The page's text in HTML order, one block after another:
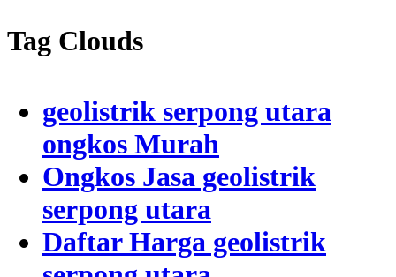
Tag Clouds
geolistrik serpong utara
ongkos Murah
Ongkos Jasa geolistrik
serpong utara
Daftar Harga geolistrik